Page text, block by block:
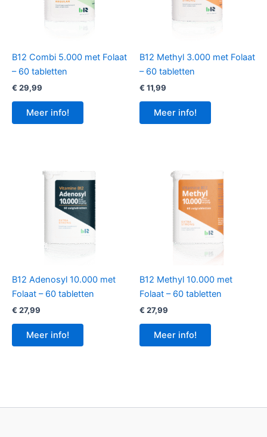
B12 Combi 5.000 met Folaat
– 60 tabletten
€ 29,99
Meer info!
B12 Methyl 3.000 met Folaat
– 60 tabletten
€ 11,99
Meer info!
B12 Adenosyl 10.000 met
Folaat – 60 tabletten
€ 27,99
Meer info!
B12 Methyl 10.000 met
Folaat – 60 tabletten
€ 27,99
Meer info!